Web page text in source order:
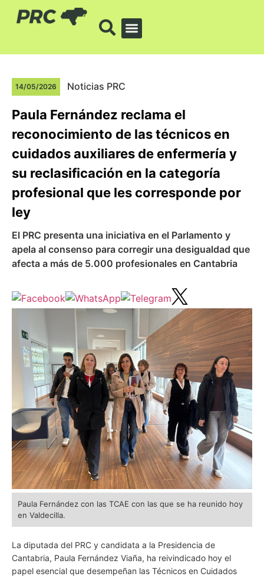
14/05/2026 Noticias PRC
Paula Fernández reclama el
reconocimiento de las técnicos en
cuidados auxiliares de enfermería y
su reclasificación en la categoría
profesional que les corresponde por
ley
El PRC presenta una iniciativa en el Parlamento y
apela al consenso para corregir una desigualdad que
afecta a más de 5.000 profesionales en Cantabria
Paula Fernández con las TCAE con las que se ha reunido hoy
en Valdecilla.
La diputada del PRC y candidata a la Presidencia de
Cantabria, Paula Fernández Viaña, ha reivindicado hoy el
papel esencial que desempeñan las Técnicos en Cuidados